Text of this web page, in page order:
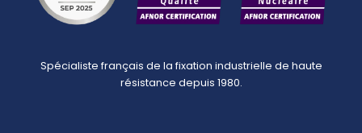
Spécialiste français de la fixation industrielle de haute
résistance depuis 1980.